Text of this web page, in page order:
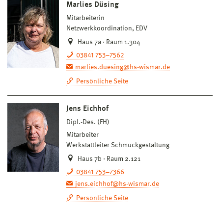
Marlies Düsing
Mitarbeiterin
Netzwerkkoordination, EDV
Haus 7a · Raum 1.304
03841 753–7562
marlies.duesing@hs-wismar.de
Persönliche Seite
Jens Eichhof
Dipl.-Des. (FH)
Mitarbeiter
Werkstattleiter Schmuckgestaltung
Haus 7b · Raum 2.121
03841 753–7366
jens.eichhof@hs-wismar.de
Persönliche Seite